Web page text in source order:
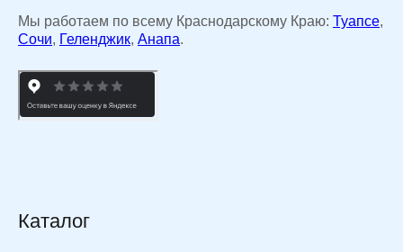
Мы работаем по всему Краснодарскому Краю: Туапсе,
Сочи, Геленджик, Анапа.
Каталог